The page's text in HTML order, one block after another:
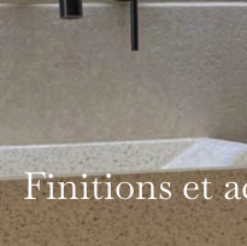
Finitions et